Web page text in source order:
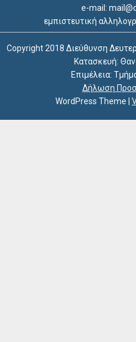
e-mail:
εμπιστευτική
Copyright 2018 Διεύθυνση
Κατασκευή:
Επιμέλεια:
Δήλωση
WordPress Theme